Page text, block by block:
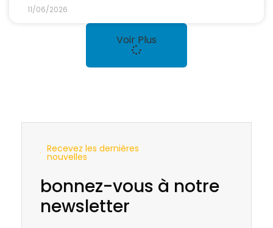
11/06/2026
Voir Plus
Recevez les dernières
nouvelles
bonnez-vous à notre
newsletter